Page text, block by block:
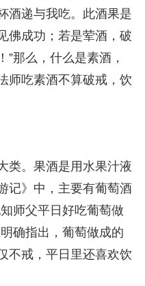
酒递与我吃。此酒果是
佛成功；若是荤酒，破
那么，什么是素酒，
师吃素酒不算破戒，饮
类。果酒是用水果汁液
记》中，主要有葡萄酒
师父平日好吃葡萄做
确指出，葡萄做成的
不戒，平日里还喜欢饮